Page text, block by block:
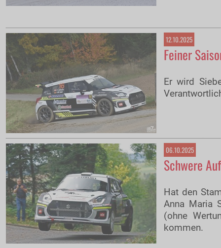
12.10.2025
Feiner
Er wird
06.10.2025
Schwere
Hat den
Anna Maria
(ohne
kommen.